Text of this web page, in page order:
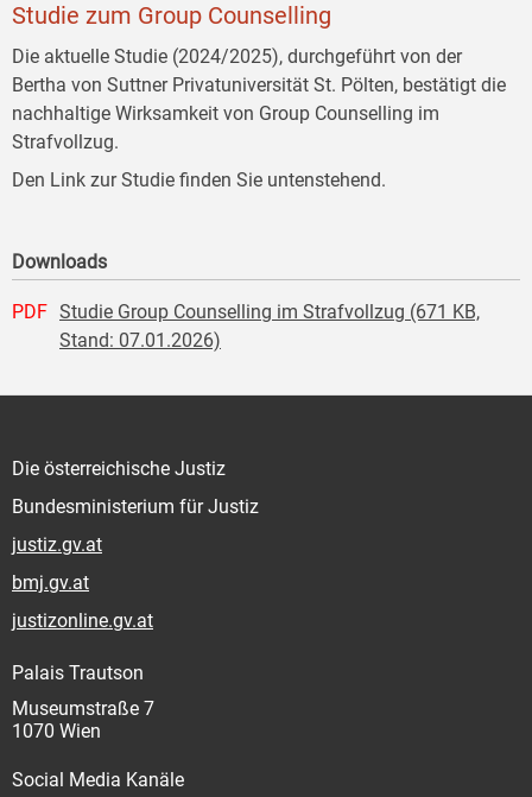
Studie zum Group Counselling
Die aktuelle Studie (2024/2025), durchgeführt von der
Bertha von Suttner Privatuniversität St. Pölten, bestätigt die
nachhaltige Wirksamkeit von Group Counselling im
Strafvollzug.
Den Link zur Studie finden Sie untenstehend.
Downloads
PDF Studie Group Counselling im Strafvollzug (671 KB,
Stand: 07.01.2026)
Die österreichische Justiz
Bundesministerium für Justiz
justiz.gv.at
bmj.gv.at
justizonline.gv.at
Palais Trautson
Museumstraße 7
1070 Wien
Social Media Kanäle